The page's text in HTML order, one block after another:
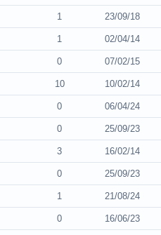
1 23/09/18
1 02/04/14
0 07/02/15
10 10/02/14
0 06/04/24
0 25/09/23
3 16/02/14
0 25/09/23
1 21/08/24
0 16/06/23